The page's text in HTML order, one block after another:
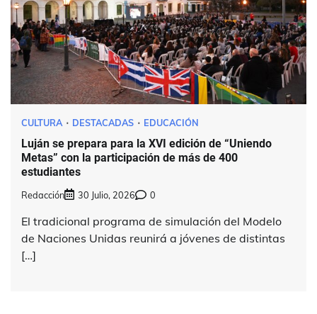
CULTURA DESTACADAS EDUCACIÓN
Luján se prepara para la XVI edición de “Uniendo
Metas” con la participación de más de 400
estudiantes
Redacción 30 Julio, 2026 0
El tradicional programa de simulación del Modelo
de Naciones Unidas reunirá a jóvenes de distintas
[…]